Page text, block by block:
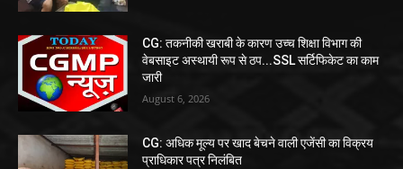
CG: तकनीकी खराबी के कारण उच्च शिक्षा विभाग की
वेबसाइट अस्थायी रूप से ठप...SSL सर्टिफिकेट का काम
जारी
August 6, 2026
CG: अधिक मूल्य पर खाद बेचने वाली एजेंसी का विक्रय
प्राधिकार पत्र निलंबित